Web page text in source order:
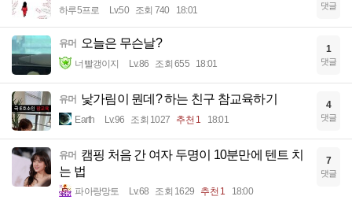
하루5프로 Lv.50 조회 740 18:01 댓글
유머 오늘은 무슨날?
너빨갱이지 Lv.86 조회 655 18:01
1
댓글
유머 낯가림이 뭔데? 하는 친구 참교육하기
Earth Lv.96 조회 1027 추천 1 18:01
4
댓글
유머 캠핑 처음 간 여자 두명이 10분만에 텐트 치
는 법
파아랑망토 Lv.68 조회 1629 추천 1 18:00
7
댓글